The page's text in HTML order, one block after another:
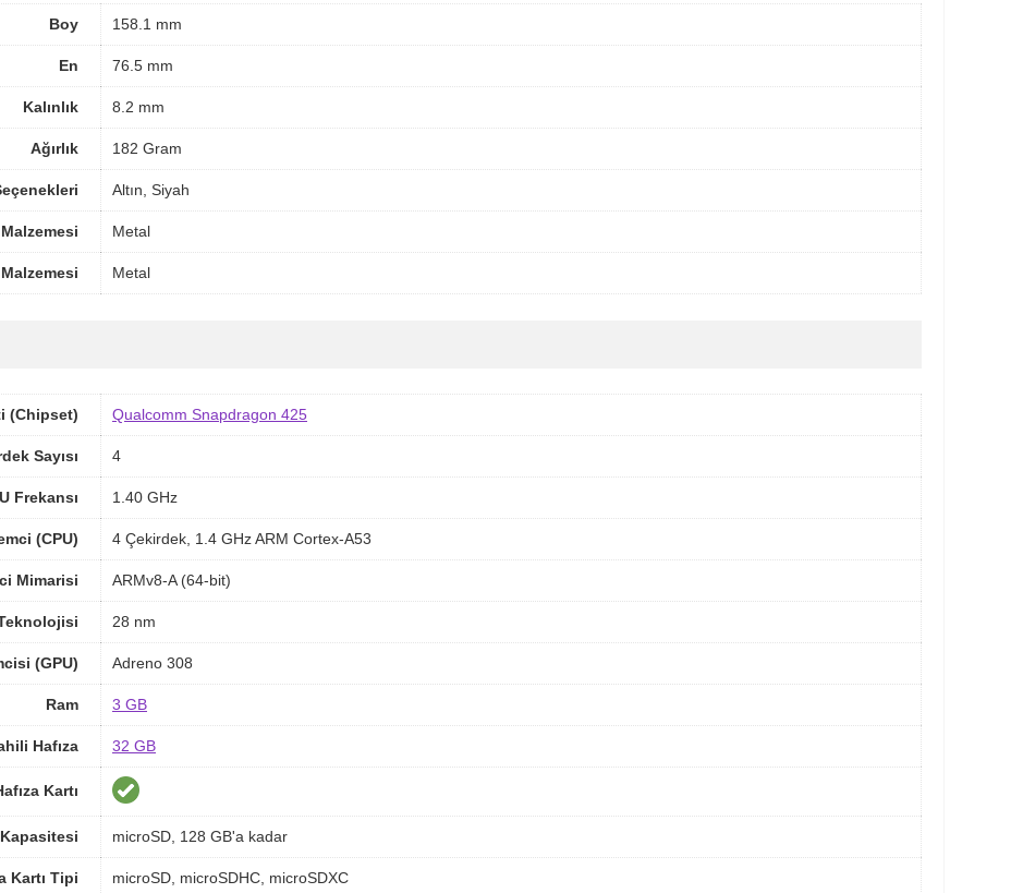
Boy 158.1 mm
En 76.5 mm
Kalınlık 8.2 mm
Ağırlık 182 Gram
Altın, Siyah
Metal
Metal
(Chipset) Qualcomm Snapdragon 425
Sayısı 4
Frekansı 1.40 GHz
(CPU) 4 Çekirdek, 1.4 GHz ARM Cortex-A53
Mimarisi ARMv8-A (64-bit)
28 nm
(GPU) Adreno 308
Ram 3 GB
Hafıza 32 GB
Kartı
Kapasitesi microSD, 128 GB'a kadar
Kartı Tipi microSD, microSDHC, microSDXC